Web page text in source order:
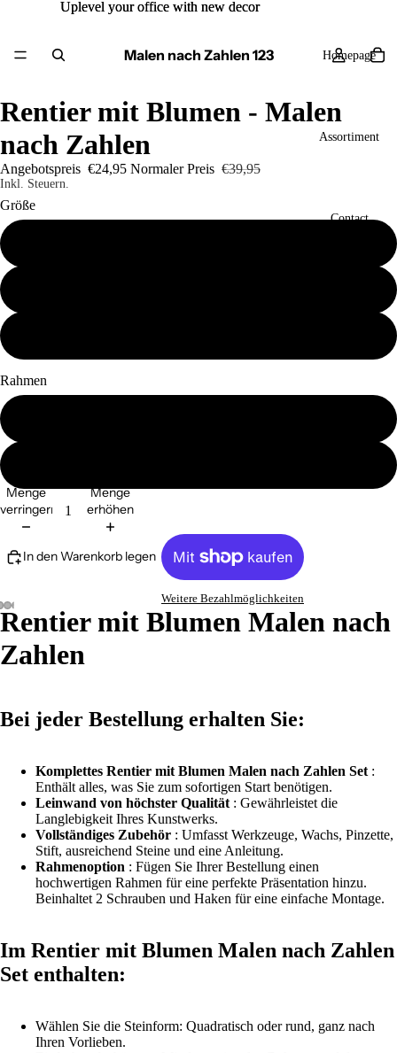
Uplevel your office with new decor
Uplevel your office with new decor
Malen nach Zahlen 123 Homepage
Assortiment
Contact
Rentier mit Blumen - Malen
nach Zahlen
Angebotspreis €24,95 Normaler Preis €39,95
Inkl. Steuern.
Größe
Rahmen
Menge
verringern
Menge
erhöhen
In den Warenkorb legen
Weitere Bezahlmöglichkeiten
Rentier mit Blumen Malen nach
Zahlen
Bei jeder Bestellung erhalten Sie:
Komplettes Rentier mit Blumen Malen nach Zahlen Set :
Enthält alles, was Sie zum sofortigen Start benötigen.
Leinwand von höchster Qualität : Gewährleistet die
Langlebigkeit Ihres Kunstwerks.
Vollständiges Zubehör : Umfasst Werkzeuge, Wachs, Pinzette,
Stift, ausreichend Steine und eine Anleitung.
Rahmenoption : Fügen Sie Ihrer Bestellung einen
hochwertigen Rahmen für eine perfekte Präsentation hinzu.
Beinhaltet 2 Schrauben und Haken für eine einfache Montage.
Im Rentier mit Blumen Malen nach Zahlen
Set enthalten:
Wählen Sie die Steinform: Quadratisch oder rund, ganz nach
Ihren Vorlieben.